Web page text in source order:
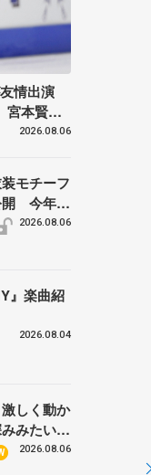
情出演
宮本賢二
も2026.08.06
モチーフ
開 今年は
仙台の瑞
2026.08.06
』楽曲紹
2026.08.04
しく動か
みたいな
いる？」
2026.08.06